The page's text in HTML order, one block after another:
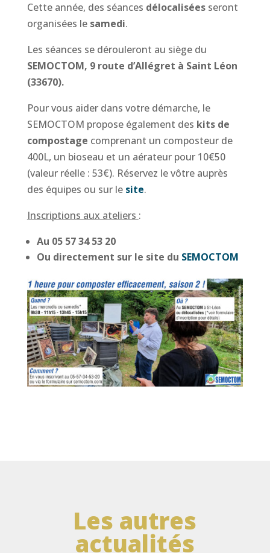
Cette année, des séances délocaliséesseront
organisées le samedi.
Les séances se dérouleront au siège du
SEMOCTOM, 9 route d’Allégret à Saint Léon
(33670).
Pour vous aider dans votre démarche, le
SEMOCTOM propose également des kits de
compostage comprenant un composteur de
400L, un bioseau et un aérateur pour 10€50
(valeur réelle : 53€). Réservez le vôtre auprès
des équipes ou sur le site.
Inscriptions aux ateliers :
Au 05 57 34 53 20
Ou directement sur le site du SEMOCTOM
Les autres
actualités